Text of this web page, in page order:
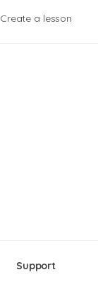
Create a lesson
Support